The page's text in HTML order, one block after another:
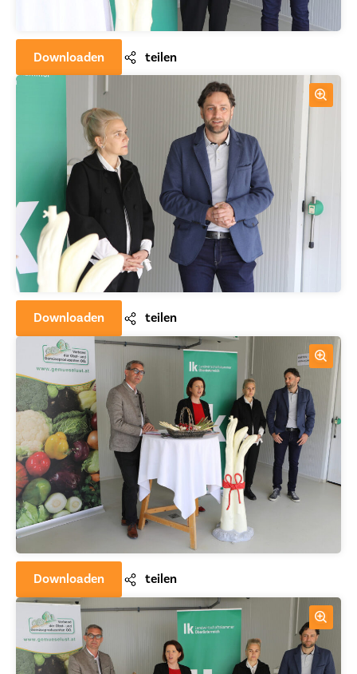
Downloaden teilen
Downloaden teilen
Downloaden teilen